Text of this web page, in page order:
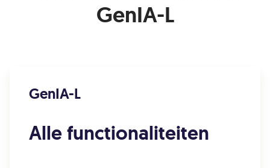
GenIA-L
GenIA-L
Alle functionaliteiten